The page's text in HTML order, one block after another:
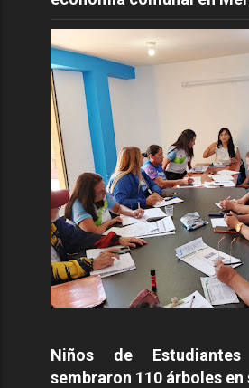
Niños de
sembraron 110 árboles en